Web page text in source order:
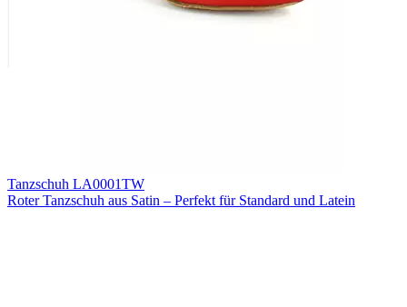
Tanzschuh LA0001TW
Roter Tanzschuh aus Satin – Perfekt für Standard und Latein